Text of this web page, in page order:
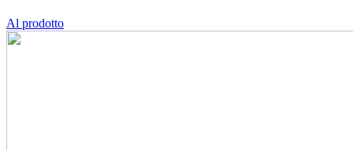
Al prodotto